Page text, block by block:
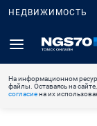
НЕДВИЖИМОСТЬ
На информационном
файлы. Оставаясь на
согласиена их